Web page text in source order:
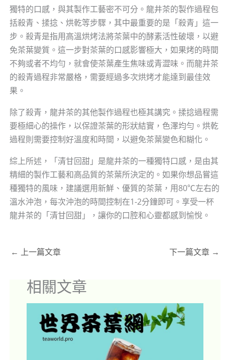
獨特的口感，與其製作工藝密不可分。龍井茶的製作過程包
括殺青、揉捻、烘乾等步驟，其中最重要的是「殺青」這一
步。殺青是指用高溫烘烤法將茶葉中的酵素活性破壞，以避
免茶葉變質。這一步對茶葉的口感影響極大，如果烤的時間
不夠或者不均勻，就會使茶葉產生焦味或青澀味。而龍井茶
的殺青過程非常嚴格，需要經過多次烘烤才能達到最佳效
果。
除了殺青，龍井茶的其他製作過程也極其講究。揉捻過程需
要極細心的操作，以保證茶葉的形狀結實，色澤均勻。烘乾
過程則需要控制好溫度和時間，以避免茶葉變色和糊化。
綜上所述，「清甘回甜」是龍井茶的一種獨特口感，是由其
精細的製作工藝和高品質的茶葉所決定的。如果你想品嘗這
種獨特的風味，建議選用新鮮、優質的茶葉，用80℃左右的
溫水沖泡，每次沖泡的時間控制在1-2分鐘即可。享受一杯
龍井茶的「清甘回甜」，讓你的口腔和心靈都感到愉悅。
← 上一篇文章 下一篇文章 →
相關文章